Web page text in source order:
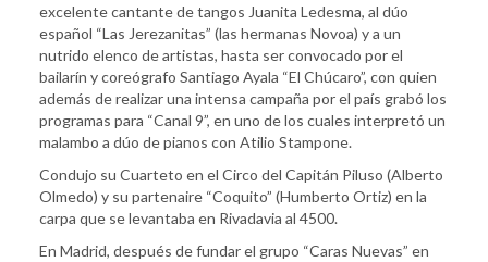
excelente cantante de tangos Juanita Ledesma, al dúo
español “Las Jerezanitas” (las hermanas Novoa) y a un
nutrido elenco de artistas, hasta ser convocado por el
bailarín y coreógrafo Santiago Ayala “El Chúcaro”, con quien
además de realizar una intensa campaña por el país grabó los
programas para “Canal 9”, en uno de los cuales interpretó un
malambo a dúo de pianos con Atilio Stampone.
Condujo su Cuarteto en el Circo del Capitán Piluso (Alberto
Olmedo) y su partenaire “Coquito” (Humberto Ortiz) en la
carpa que se levantaba en Rivadavia al 4500.
En Madrid, después de fundar el grupo “Caras Nuevas” en